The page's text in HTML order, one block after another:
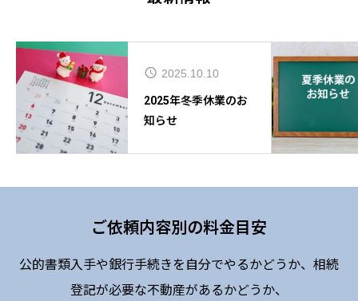
2025.10.10
2025年冬季休業のお
知らせ
ご依頼内容別の料金目安
公的書類入手や銀行手続きを自分でやるかどうか、相続
登記が必要な不動産があるかどうか、